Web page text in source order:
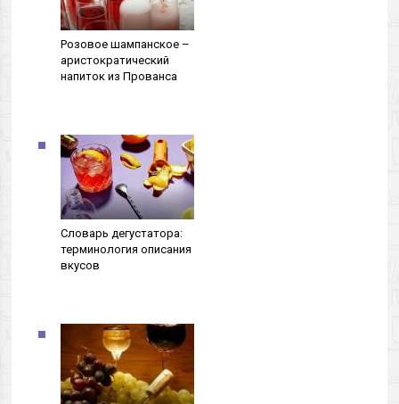
Розовое шампанское –
аристократический
напиток из Прованса
Словарь дегустатора:
терминология описания
вкусов